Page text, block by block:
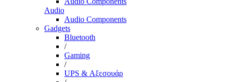
Audio
Audio Components
Gadgets
Bluetooth
/
Gaming
/
UPS & Αξεσουάρ